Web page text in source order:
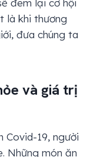
đem lại cơ hội
là khi thương
đưa chúng ta
và giá trị
Covid-19, người
Những món ăn